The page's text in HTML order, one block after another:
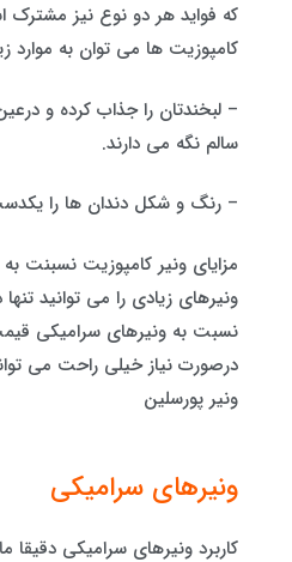
که فواید هر دو نوع نیز مشترک
کامپوزیت ها می توان به موارد
– لبخندتان را جذاب کرده و
سالم نگه می دارند.
– رنگ و شکل دندان ها را
مزایای ونیر کامپوزیت نسبنت
ونیرهای زیادی را می توانید
نسبت به ونیرهای سرامیکی
درصورت نیاز خیلی راحت می
ونیر پورسلین
ونیرهای سرامیکی
کاربرد ونیرهای سرامیکی دقیقا